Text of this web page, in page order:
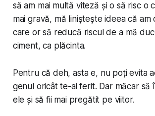
să am mai multă viteză și o să risc o
mai gravă, mă liniștește ideea că am
care or să reducă riscul de a mă
ciment, ca plăcinta.
Pentru că deh, asta e, nu poți evita
genul oricât te-ai ferit. Dar măcar să
ele și să fii mai pregătit pe viitor.